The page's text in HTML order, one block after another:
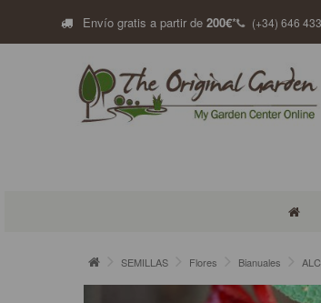
Envío gratis a partir de200€* (+34) 646
SEMILLAS Flores Bianuales